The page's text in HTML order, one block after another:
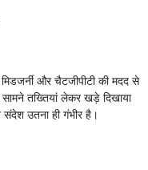
और चैटजीपीटी की मदद से
तख्तियां लेकर खड़े दिखाया
उतना ही गंभीर है।